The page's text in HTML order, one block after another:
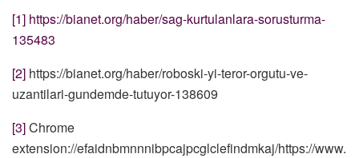
[1] https://bianet.org/haber/sag-kurtulanlara-sorusturma-
135483
[2] https://bianet.org/haber/roboski-yi-teror-orgutu-ve-
uzantilari-gundemde-tutuyor-138609
[3]Chrome
extension://efaidnbmnnnibpcajpcglclefindmkaj/https://www.